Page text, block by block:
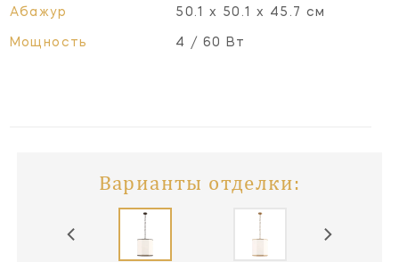
Абажур 50.1 х 50.1 х 45.7 см
Мощность 4 / 60 Вт
Варианты отделки: